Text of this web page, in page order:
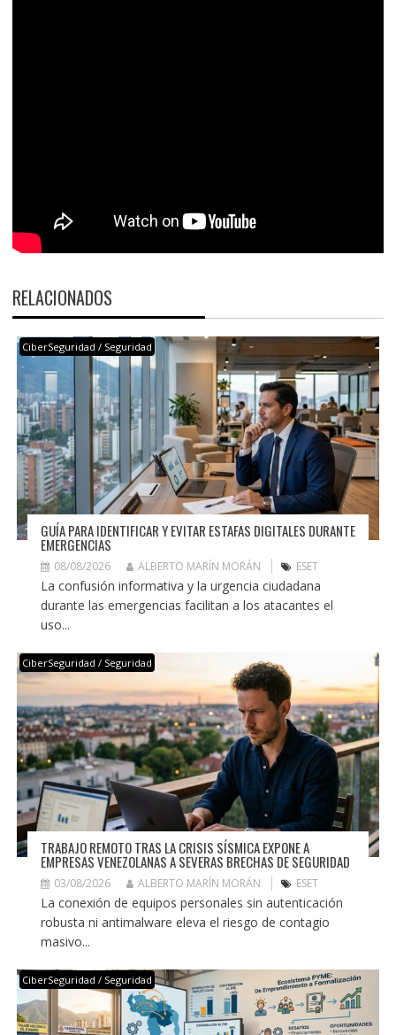
RELACIONADOS
CiberSeguridad / Seguridad
GUÍA PARA IDENTIFICAR Y EVITAR ESTAFAS DIGITALES DURANTE
EMERGENCIAS
08/08/2026 ALBERTO MARÍN MORÁN ESET
La confusión informativa y la urgencia ciudadana
durante las emergencias facilitan a los atacantes el
uso...
CiberSeguridad / Seguridad
TRABAJO REMOTO TRAS LA CRISIS SÍSMICA EXPONE A
EMPRESAS VENEZOLANAS A SEVERAS BRECHAS DE SEGURIDAD
03/08/2026 ALBERTO MARÍN MORÁN ESET
La conexión de equipos personales sin autenticación
robusta ni antimalware eleva el riesgo de contagio
masivo...
CiberSeguridad / Seguridad